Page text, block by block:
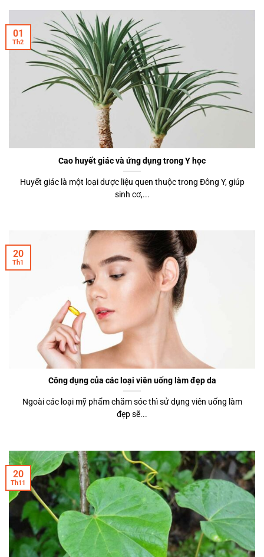
Cao huyết giác và ứng dụng trong Y học
Huyết giác là một loại dược liệu quen thuộc trong Đông Y, giúp
sinh cơ,...
01
Th2
Công dụng của các loại viên uống làm đẹp da
Ngoài các loại mỹ phẩm chăm sóc thì sử dụng viên uống làm
đẹp sẽ...
20
Th1
20
Th11